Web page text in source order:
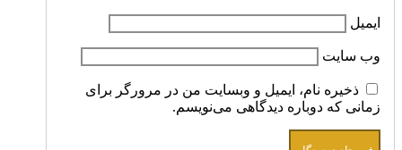
ایمیل
وب‌ سایت
ذخیره نام، ایمیل و وبسایت من در مرورگر برای
زمانی که دوباره دیدگاهی می‌نویسم.